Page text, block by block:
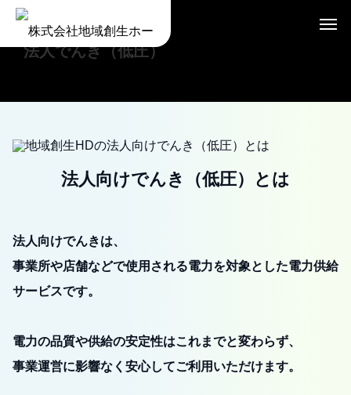
法人でんき（低圧）
法人向けでんき（低圧）とは
法人向けでんきは、
事業所や店舗などで使用される電力を対象とした電力供給
サービスです。
電力の品質や供給の安定性はこれまでと変わらず、
事業運営に影響なく安心してご利用いただけます。